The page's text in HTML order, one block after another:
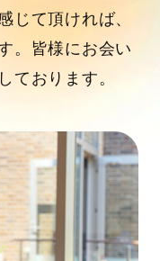
じて頂ければ、
。皆様にお会い
ております。